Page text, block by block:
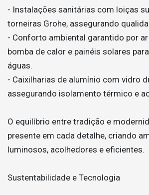
- Instalações sanitárias com loiças
torneiras Grohe, assegurando
- Conforto ambiental garantido por
bomba de calor e painéis solares
águas.
- Caixilharias de alumínio com vidro
assegurando isolamento térmico e
O equilíbrio entre tradição e
presente em cada detalhe, criando
luminosos, acolhedores e eficientes.
Sustentabilidade e Tecnologia